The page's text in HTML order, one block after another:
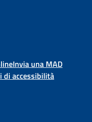
Invia una MAD
di accessibilità